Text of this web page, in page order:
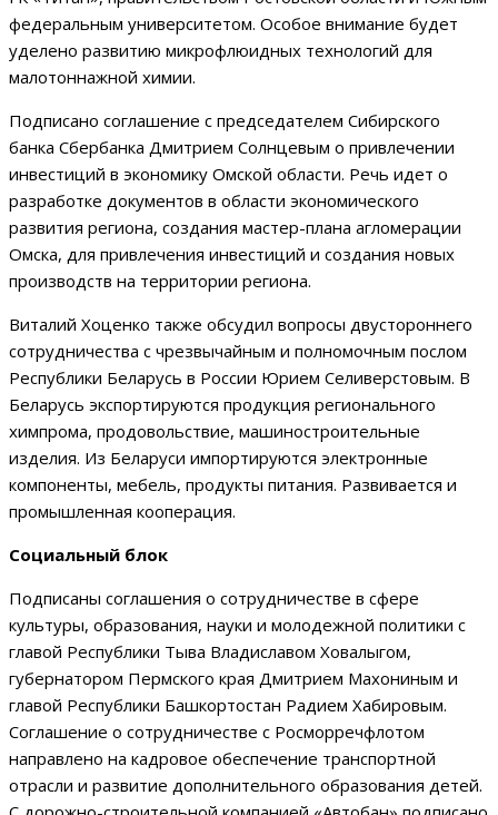
федеральным университетом. Особое внимание будет
уделено развитию микрофлюидных технологий для
малотоннажной химии.
Подписано соглашение с председателем Сибирского
банка Сбербанка Дмитрием Солнцевым о привлечении
инвестиций в экономику Омской области. Речь идет о
разработке документов в области экономического
развития региона, создания мастер-плана агломерации
Омска, для привлечения инвестиций и создания новых
производств на территории региона.
Виталий Хоценко также обсудил вопросы двустороннего
сотрудничества с чрезвычайным и полномочным послом
Республики Беларусь в России Юрием Селиверстовым. В
Беларусь экспортируются продукция регионального
химпрома, продовольствие, машиностроительные
изделия. Из Беларуси импортируются электронные
компоненты, мебель, продукты питания. Развивается и
промышленная кооперация.
Социальный блок
Подписаны соглашения о сотрудничестве в сфере
культуры, образования, науки и молодежной политики с
главой Республики Тыва Владиславом Ховалыгом,
губернатором Пермского края Дмитрием Махониным и
главой Республики Башкортостан Радием Хабировым.
Соглашение о сотрудничестве с Росморречфлотом
направлено на кадровое обеспечение транспортной
отрасли и развитие дополнительного образования детей.